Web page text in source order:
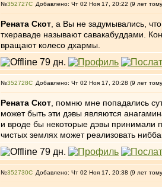
№352727 Добавлено: Чт 02 Ноя 17, 20:22 (9 лет
Рената Скот , а Вы не задумывались,
тхераваде называют савакабуддами.
вращают колесо дхармы.
№352728 Добавлено: Чт 02 Ноя 17, 20:28 (9 лет
Рената Скот , помню мне попадались
может быть эти дэвы являются
и вроде бы некоторые дэвы принимали
чистых землях может реализовать
№352730 Добавлено: Чт 02 Ноя 17, 20:38 (9 лет